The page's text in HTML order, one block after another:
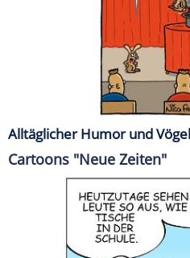
Alltäglicher Humor und Vögel
Cartoons "Neue Zeiten"